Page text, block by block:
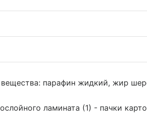
парафин жидкий, жир
ламината (1) - пачки